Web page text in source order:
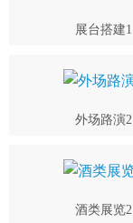
展台搭建1
外场路演2
酒类展览2